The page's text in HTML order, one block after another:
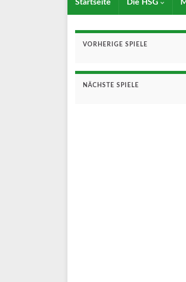
Startseite Die HSG
VORHERIGE SPIELE
NÄCHSTE SPIELE